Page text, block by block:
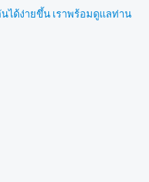
ได้ง่ายขึ้น เราพร้อมดูแลท่าน